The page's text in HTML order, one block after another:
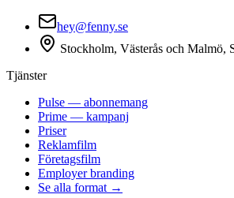
hey@fenny.se
Stockholm, Västerås och Malmö,
Tjänster
Pulse — abonnemang
Prime — kampanj
Priser
Reklamfilm
Företagsfilm
Employer branding
Se alla format →